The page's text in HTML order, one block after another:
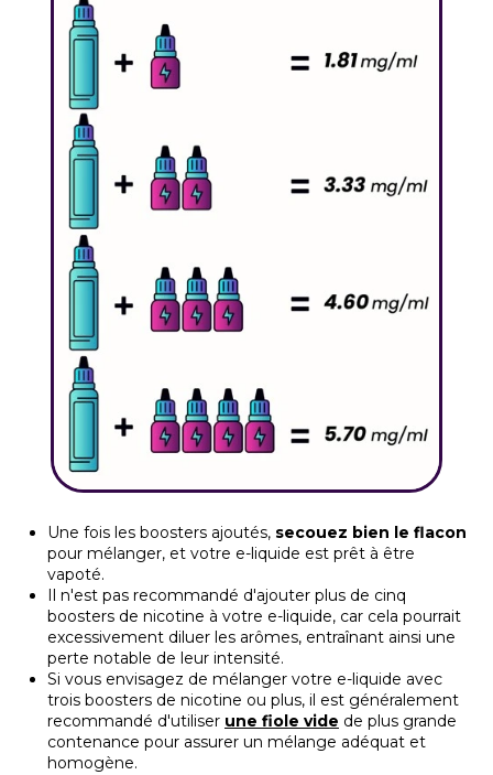
Une fois les boosters ajoutés, secouez bien le flacon
pour mélanger, et votre e-liquide est prêt à être
vapoté.
Il n'est pas recommandé d'ajouter plus de cinq
boosters de nicotine à votre e-liquide, car cela pourrait
excessivement diluer les arômes, entraînant ainsi une
perte notable de leur intensité.
Si vous envisagez de mélanger votre e-liquide avec
trois boosters de nicotine ou plus, il est généralement
recommandé d'utiliser une fiole vide de plus grande
contenance pour assurer un mélange adéquat et
homogène.